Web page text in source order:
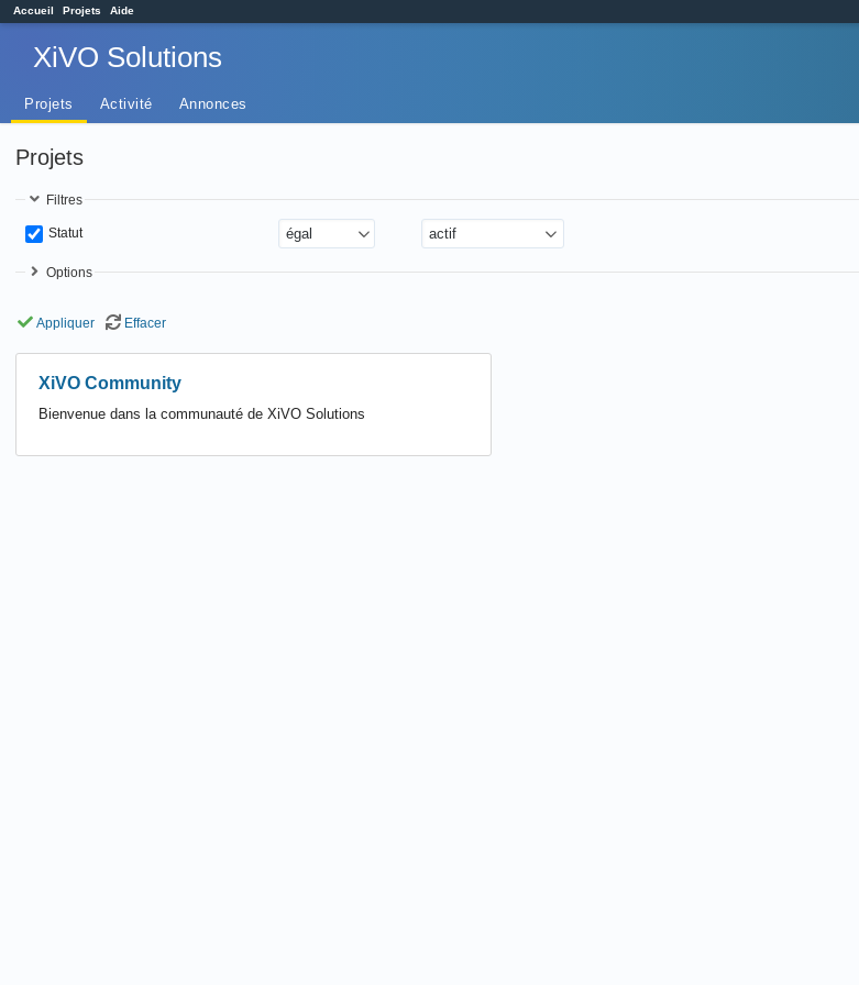
Accueil Projets Aide
XiVO Solutions
Projets Activité Annonces
Projets
Filtres
Statut
Options
Appliquer Effacer
XiVO Community
Bienvenue dans la communauté de XiVO Solutions